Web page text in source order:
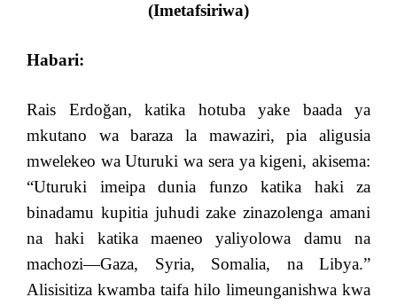
(Imetafsiriwa)
Habari:
Rais Erdoğan, katika hotuba yake baada ya
mkutano wa baraza la mawaziri, pia aligusia
mwelekeo wa Uturuki wa sera ya kigeni, akisema:
“Uturuki imeipa dunia funzo katika haki za
binadamu kupitia juhudi zake zinazolenga amani
na haki katika maeneo yaliyolowa damu na
machozi—Gaza, Syria, Somalia, na Libya.”
Alisisitiza kwamba taifa hilo limeunganishwa kwa